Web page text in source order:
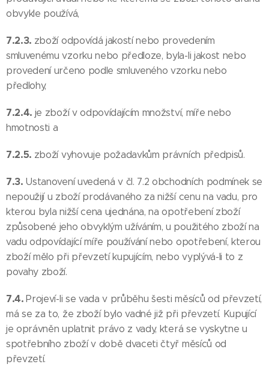
obvykle používá,
7.2.3. zboží odpovídá jakostí nebo provedením
smluvenému vzorku nebo předloze, byla-li jakost nebo
provedení určeno podle smluveného vzorku nebo
předlohy,
7.2.4. je zboží v odpovídajícím množství, míře nebo
hmotnosti a
7.2.5. zboží vyhovuje požadavkům právních předpisů.
7.3. Ustanovení uvedená v čl. 7.2 obchodních podmínek se
nepoužijí u zboží prodávaného za nižší cenu na vadu, pro
kterou byla nižší cena ujednána, na opotřebení zboží
způsobené jeho obvyklým užíváním, u použitého zboží na
vadu odpovídající míře používání nebo opotřebení, kterou
zboží mělo při převzetí kupujícím, nebo vyplývá-li to z
povahy zboží.
7.4.Projeví-li se vada v průběhu šesti měsíců od převzetí,
má se za to, že zboží bylo vadné již při převzetí. Kupující
je oprávněn uplatnit právo z vady, která se vyskytne u
spotřebního zboží v době dvaceti čtyř měsíců od
převzetí.